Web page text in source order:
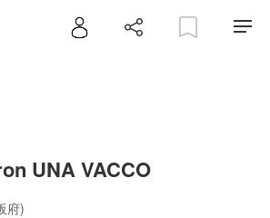
UNA VACCO
府)